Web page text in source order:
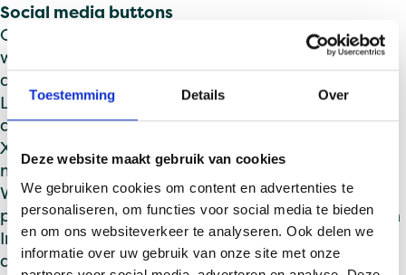
Toestemming Details Over
Deze website maakt gebruik van cookies
We gebruiken cookies om content en advertenties te
personaliseren, om functies voor social media te bieden
en om ons websiteverkeer te analyseren. Ook delen we
informatie over uw gebruik van onze site met onze
Social media buttons
Op onze website zijn buttons opgenomen om
webpagina’s te kunnen promoten (“liken”) of
delen op sociale netwerken als Facebook, X,
LinkedIn en Instagram. Deze knoppen werken
door middel van stukjes code die van Facebook,
X, LinkedIn en Instagram zelf afkomstig zijn. Door
middel van deze code worden cookies geplaatst.
Wij hebben daar geen invloed op. Lees de
privacyverklaringen van Facebook, X, LinkedIn en
Instagram om te zien wat zij met jouw gegevens
doen die zij via deze cookies verwerken.